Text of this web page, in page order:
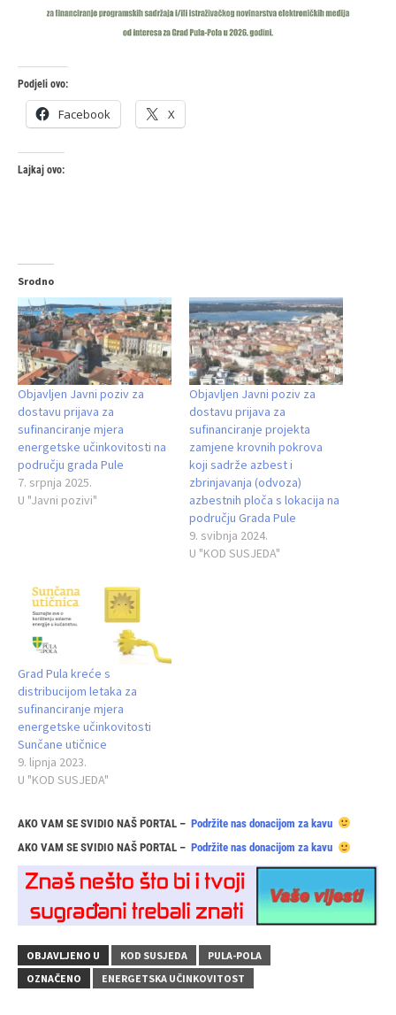
Podjeli ovo:
Facebook X
Lajkaj ovo:
Srodno
Objavljen Javni poziv za
dostavu prijava za
sufinanciranje mjera
energetske učinkovitosti na
području grada Pule
7. srpnja 2025.
U "Javni pozivi"
Objavljen Javni poziv za
dostavu prijava za
sufinanciranje projekta
zamjene krovnih pokrova
koji sadrže azbest i
zbrinjavanja (odvoza)
azbestnih ploča s lokacija na
području Grada Pule
9. svibnja 2024.
U "KOD SUSJEDA"
Grad Pula kreće s
distribucijom letaka za
sufinanciranje mjera
energetske učinkovitosti
Sunčane utičnice
9. lipnja 2023.
U "KOD SUSJEDA"
AKO VAM SE SVIDIO NAŠ PORTAL – Podržite nas donacijom za kavu
AKO VAM SE SVIDIO NAŠ PORTAL – Podržite nas donacijom za kavu
OBJAVLJENO U KOD SUSJEDA
PULA-POLA
OZNAČENO
ENERGETSKA UČINKOVITOST